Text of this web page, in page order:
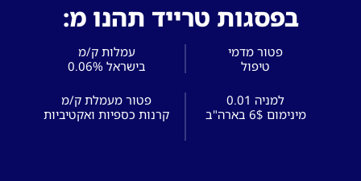
בפסגות טרייד תהנו מ:
עמלות ק/מ
פטור מדמי
פטור מעמלת ק/מ
קרנות כספיות ואקטיביות
0.01 למניה
מינימום 6$ בארה"ב